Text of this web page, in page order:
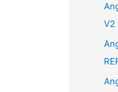
:
V2